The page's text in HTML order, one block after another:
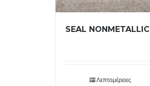
SEAL NONMETALLIC
Λεπτομέρειες